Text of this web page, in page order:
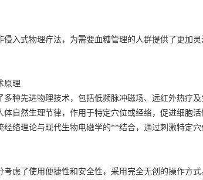
侵入式物理疗法，为需要血糖管理的人群提供了更加
原理
多种先进物理技术，包括低频脉冲磁场、远红外热疗及
体自然生理节律，作用于特定穴位或经络，促进细胞
经络理论与现代生物电磁学的**结合，通过刺激特定
虑了使用便捷性和安全性，采用完全无创的操作方式